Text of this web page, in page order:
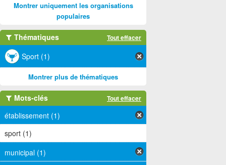
Montrer uniquement les organisations
populaires
Thématiques Tout effacer
Sport (1)
Montrer plus de thématiques
Mots-clés Tout effacer
établissement (1)
sport (1)
municipal (1)